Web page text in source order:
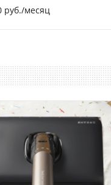
руб./месяц